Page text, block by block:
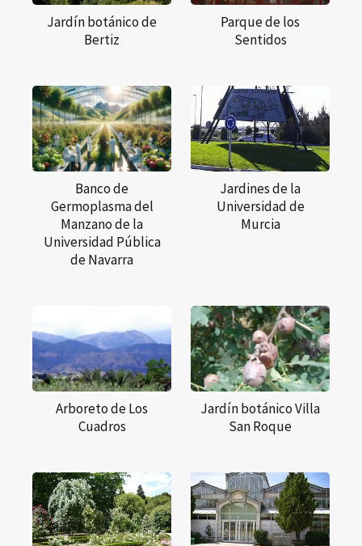
Jardín botánico de
Bertiz
Parque de los
Sentidos
Banco de
Germoplasma del
Manzano de la
Universidad Pública
de Navarra
Jardines de la
Universidad de
Murcia
Arboreto de Los
Cuadros
Jardín botánico Villa
San Roque